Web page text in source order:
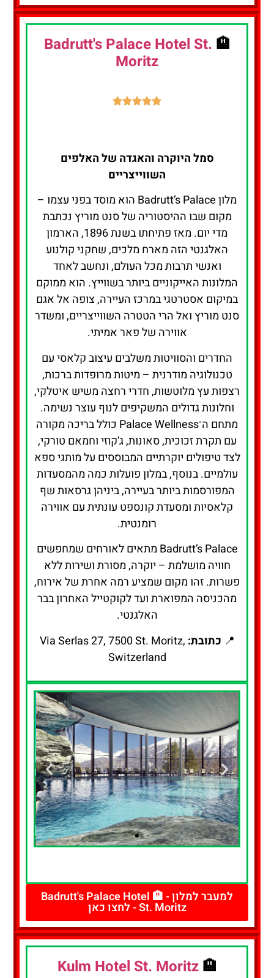
🏨
Badrutt's Palace Hotel St.
Moritz
סמל היוקרה והאגדה של האלפים
השווייצריים
מלון Badrutt’s Palace הוא מוסד בפני עצמו –
מקום שבו ההיסטוריה של סנט מוריץ נכתבת
מדי יום. מאז פתיחתו בשנת 1896, הארמון
האלגנטי הזה מארח מלכים, שחקני קולנוע
ואנשי תרבות מכל העולם, ונחשב לאחד
המלונות האייקוניים ביותר בשווייץ. הוא ממוקם
במיקום אסטרטגי במרכז העיירה, צופה אל אגם
סנט מוריץ ואל הרי הטטרה השווייצריים, ומשדר
אווירה של פאר אמיתי.
החדרים והסוויטות משלבים עיצוב קלאסי עם
טכנולוגיה מודרנית – מיטות מרופדות ברכות,
רצפות עץ מלוטשות, חדרי רחצה משיש איטלקי,
וחלונות גדולים המשקיפים לנוף עוצר נשימה.
מתחם ה־Palace Wellness כולל בריכה מקורה
עם תקרת זכוכית, סאונות, ג'קוזי וחמאם טורקי,
לצד טיפולים יוקרתיים המבוססים על מותגי ספא
עולמיים. בנוסף, במלון פועלות כמה מהמסעדות
המפורסמות ביותר בעיירה, ביניהן גרסאות שף
קלאסיות ומסעדת קונספט עונתית עם אווירה
רומנטית.
Badrutt’s Palace מתאים לאורחים שמחפשים
חוויה מושלמת – יוקרה, מסורת ושירות ללא
פשרות. זהו מקום שמציע רמה אחרת של אירוח,
מהכניסה המפוארת ועד לקוקטייל האחרון בבר
האלגנטי.
📍 כתובת: Via Serlas 27, 7500 St. Moritz,
Switzerland
- לחצו כאןלמעבר למלון - 🏨 Badrutt's Palace Hotel
St. Moritz - לחצו כאן
🏨
Kulm Hotel St. Moritz